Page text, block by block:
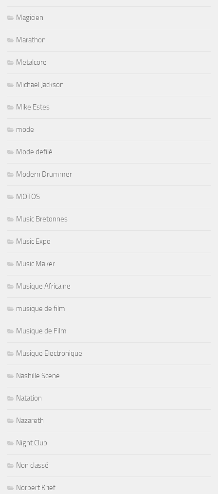
Magicien
Marathon
Metalcore
Michael Jackson
Mike Estes
mode
Mode defilé
Modern Drummer
MOTOS
Music Bretonnes
Music Expo
Music Maker
Musique Africaine
musique de film
Musique de Film
Musique Electronique
Nashille Scene
Natation
Nazareth
Night Club
Non classé
Norbert Krief